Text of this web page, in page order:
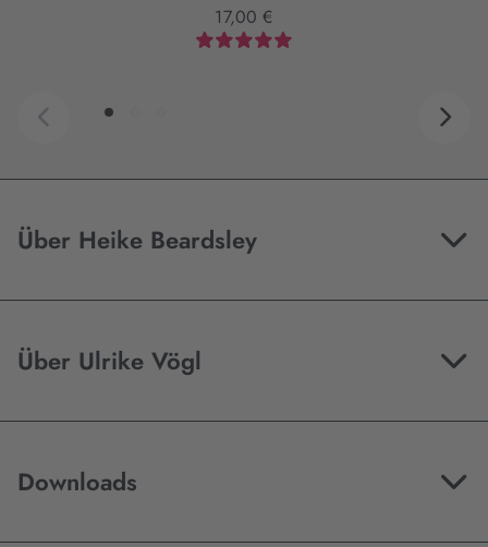
17,00 €
Über Heike Beardsley
Über Ulrike Vögl
Downloads